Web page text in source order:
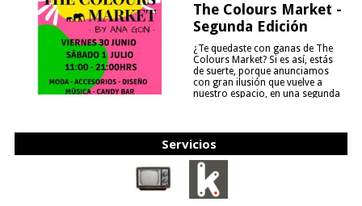
The Colours Market -
Segunda Edición
¿Te quedaste con ganas de The
Colours Market? Si es así, estás
de suerte, porque anunciamos
con gran ilusión que vuelve a
nuestro espacio, en una segunda
Servicios